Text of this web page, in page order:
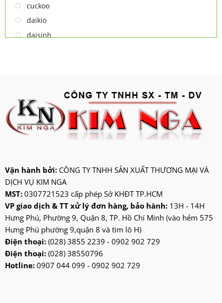
cuckoo
daikio
daisinh
ifan
jatec
jiplai
kangaroo
kangen
kdk
ktp
lifan
Mitsubishi
nanoco
ninosun
Vận hành bởi: CÔNG TY TNHH SẢN XUẤT THƯƠNG MẠI VÀ
DỊCH VỤ KIM NGA
MST: 0307721523 cấp phép Sở KHĐT TP.HCM
VP giao dịch & TT xử lý đơn hàng, bảo hành:13H - 14H
Hưng Phú, Phường 9, Quận 8, TP. Hồ Chí Minh (vào hẻm 575
Hưng Phú phường 9,quận 8 và tìm lô H)
Điện thoại: (028) 3855 2239 - 0902 902 729
Điện thoại: (028) 38550796
Hotline:0907 044 099 - 0902 902 729